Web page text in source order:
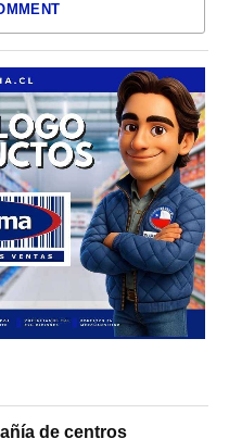
de centros